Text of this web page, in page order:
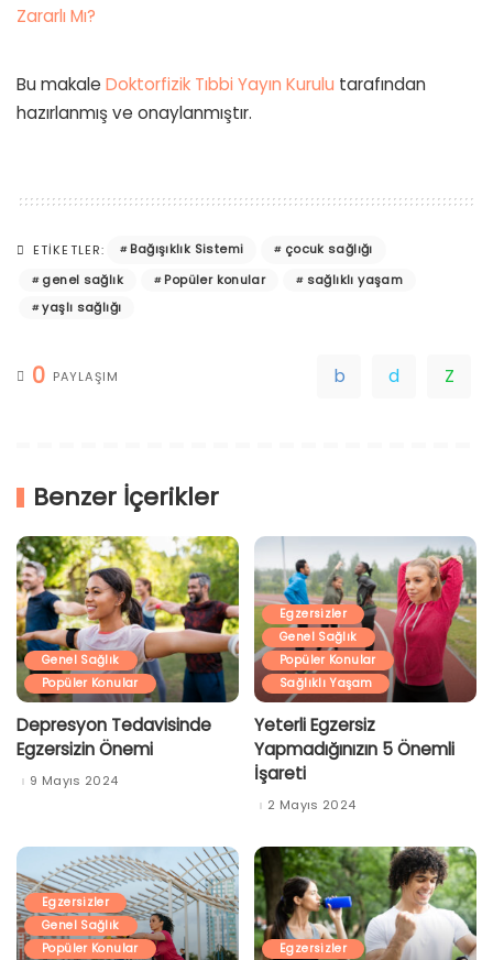
Zararlı Mı?
Bu makale Doktorfizik Tıbbi Yayın Kurulu tarafından
hazırlanmış ve onaylanmıştır.
ETIKETLER: Bağışıklık Sistemi
çocuk sağlığı
genel sağlık
Popüler konular
sağlıklı yaşam
yaşlı sağlığı
0 PAYLAŞIM
Benzer İçerikler
Genel Sağlık
Popüler Konular
Depresyon Tedavisinde
Egzersizin Önemi
9 Mayıs 2024
Egzersizler
Genel Sağlık
Popüler Konular
Sağlıklı Yaşam
Yeterli Egzersiz
Yapmadığınızın 5 Önemli
İşareti
2 Mayıs 2024
Egzersizler
Genel Sağlık
Popüler Konular
Egzersizler